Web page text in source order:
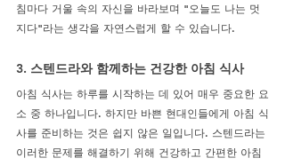
침마다 거울 속의 자신을 바라보며 "오늘도 나는 멋
지다"라는 생각을 자연스럽게 할 수 있습니다.
3. 스텐드라와 함께하는 건강한 아침 식사
아침 식사는 하루를 시작하는 데 있어 매우 중요한 요
소 중 하나입니다. 하지만 바쁜 현대인들에게 아침 식
사를 준비하는 것은 쉽지 않은 일입니다. 스텐드라는
이러한 문제를 해결하기 위해 건강하고 간편한 아침